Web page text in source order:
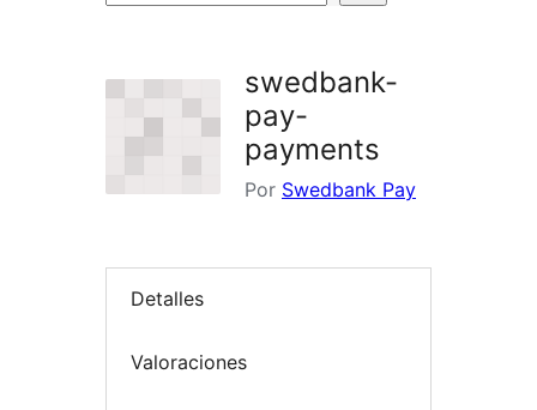
swedbank-
pay-
payments
Por Swedbank Pay
Detalles
Valoraciones